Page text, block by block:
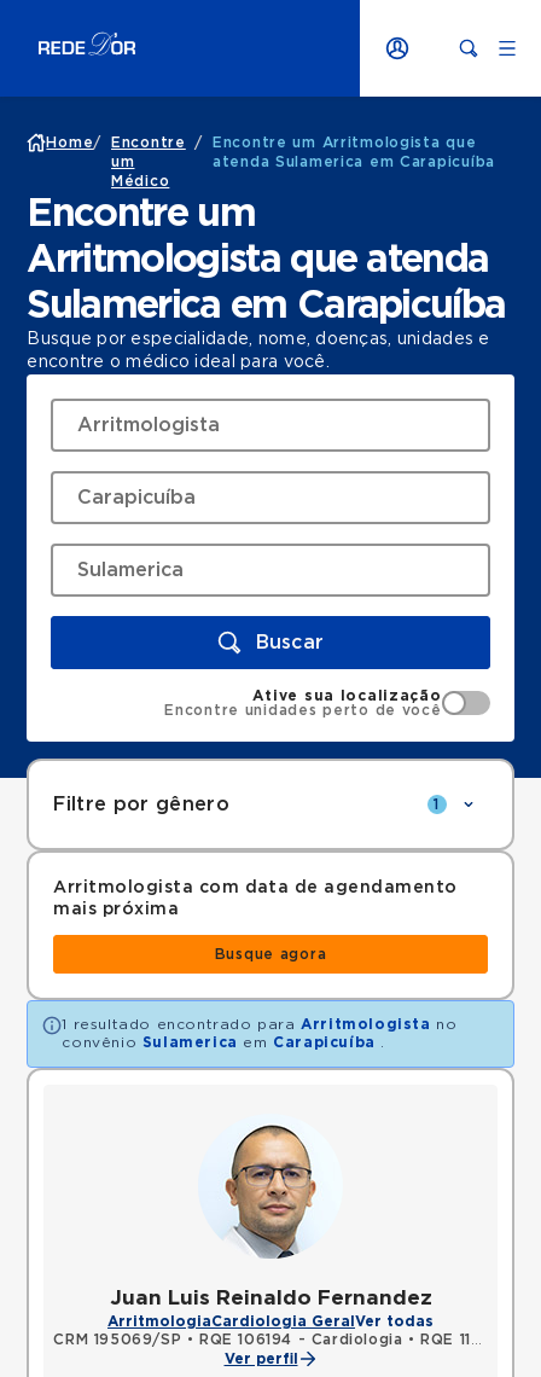
Home/
Encontre
um
Médico
/
Encontre um Arritmologista que
atenda Sulamerica em Carapicuíba
Encontre um
Arritmologista que atenda
Sulamerica em Carapicuíba
Busque por especialidade, nome, doenças, unidades e
encontre o médico ideal para você.
Buscar
Ative sua localização
Encontre unidades perto de você
Filtre por gênero 1
Arritmologista com data de agendamento
mais próxima
Busque agora
1 resultado encontrado para Arritmologista no
convênio Sulamerica em Carapicuíba
Juan Luis Reinaldo Fernandez
ArritmologiaCardiologia Geral Ver todas
CRM 195069/SP • RQE 106194 - Cardiologia •
RQE 115782 - Clínica médica
Ver perfil